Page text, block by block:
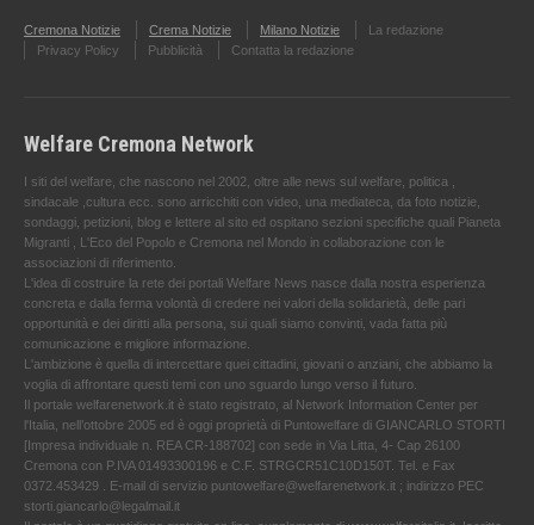
Cremona Notizie Crema Notizie Milano Notizie
La redazione
Privacy Policy
Pubblicità Contatta la redazione
Welfare Cremona Network
I siti del welfare, che nascono nel 2002, oltre alle news sul welfare, politica ,
sindacale ,cultura ecc. sono arricchiti con video, una mediateca, da foto notizie,
sondaggi, petizioni, blog e lettere al sito ed ospitano sezioni specifiche quali Pianeta
Migranti , L'Eco del Popolo e Cremona nel Mondo in collaborazione con le
associazioni di riferimento.
L'idea di costruire la rete dei portali Welfare News nasce dalla nostra esperienza
concreta e dalla ferma volontà di credere nei valori della solidarietà, delle pari
opportunità e dei diritti alla persona, sui quali siamo convinti, vada fatta più
comunicazione e migliore informazione.
L'ambizione è quella di intercettare quei cittadini, giovani o anziani, che abbiamo la
voglia di affrontare questi temi con uno sguardo lungo verso il futuro.
Il portale welfarenetwork.it è stato registrato, al Network Information Center per
l'Italia, nell’ottobre 2005 ed è oggi proprietà di Puntowelfare di GIANCARLO STORTI
[Impresa individuale n. REA CR-188702] con sede in Via Litta, 4- Cap 26100
Cremona con P.IVA 01493300196 e C.F. STRGCR51C10D150T. Tel. e Fax
0372.453429 . E-mail di servizio puntowelfare@welfarenetwork.it ; indirizzo PEC
storti.giancarlo@legalmail.it